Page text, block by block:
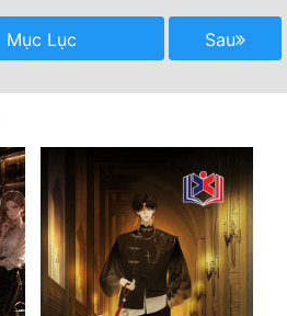
Mục Lục Sau